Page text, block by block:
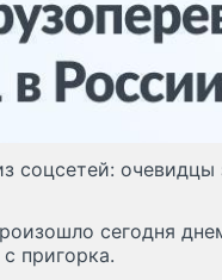
соцсетей: очевидцы
сегодня
пригорка.